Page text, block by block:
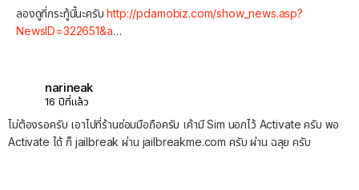
ลองดูที่กระทู้นี้นะครับhttp://pdamobiz.com/show_news.asp?
NewsID=322651&a…
narineak
16 ปีที่แล้ว
ไม่ต้องรอครับ เอาไปที่ร้านซ่อมมือถือครับ เค้ามี Sim นอกไว้ Activate ครับ พอ
Activate ได้ ก็ jailbreak ผ่าน jailbreakme.com ครับ ผ่าน ฉลุย ครับ